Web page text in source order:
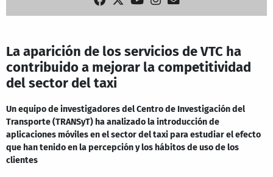
La aparición de los servicios de VTC ha
contribuido a mejorar la competitividad
del sector del taxi
Un equipo de investigadores del Centro de Investigación del
Transporte (TRANSyT) ha analizado la introducción de
aplicaciones móviles en el sector del taxi para estudiar el efecto
que han tenido en la percepción y los hábitos de uso de los
clientes